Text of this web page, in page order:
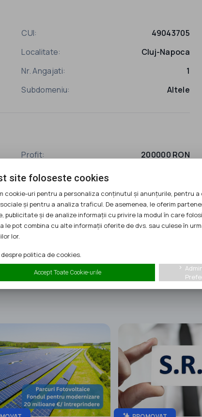
CUI:
49043705
Localitate:
Cluj-Napoca
Nr. Angajati:
1
Subdomeniu: Altele
Profit: 200000 RON
Telefon: 0790541629
site foloseste cookies
cookie-uri pentru a personaliza conținutul și anunțurile, pentru
și pentru a analiza traficul. De asemenea, le oferim
publicitate și de analize informații cu privire la modul în care
le pot combina cu alte informații oferite de dvs. sau culese în
lor.
despre politica de cookies.
Accept Toate Cookie-urile
keyboard_arrow_right